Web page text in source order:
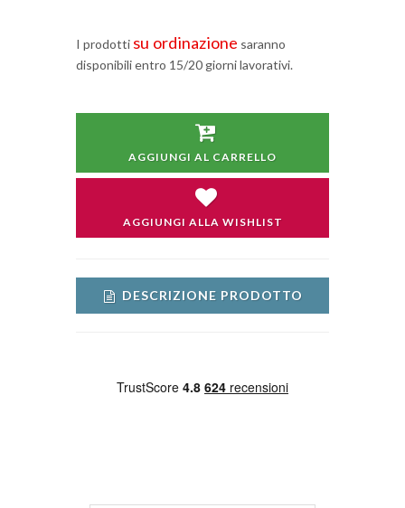
I prodotti su ordinazione saranno
disponibili entro 15/20 giorni lavorativi.
AGGIUNGI AL CARRELLO
AGGIUNGI ALLA WISHLIST
DESCRIZIONE PRODOTTO